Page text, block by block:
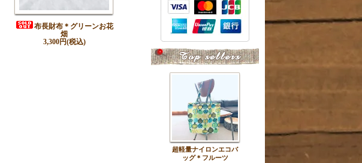
布長財布＊グリーンお花
畑
3,300円(税込)
超軽量ナイロンエコバ
ッグ＊フルーツ